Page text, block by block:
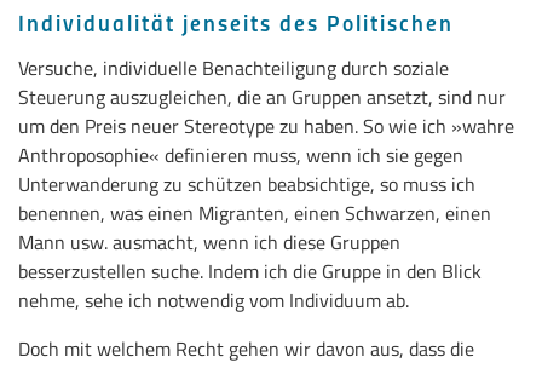
Individualität jenseits des Politischen
Versuche, individuelle Benachteiligung durch soziale
Steuerung auszugleichen, die an Gruppen ansetzt, sind nur
um den Preis neuer Stereotype zu haben. So wie ich »wahre
Anthroposophie« definieren muss, wenn ich sie gegen
Unterwanderung zu schützen beabsichtige, so muss ich
benennen, was einen Migranten, einen Schwarzen, einen
Mann usw. ausmacht, wenn ich diese Gruppen
besserzustellen suche. Indem ich die Gruppe in den Blick
nehme, sehe ich notwendig vom Individuum ab.
Doch mit welchem Recht gehen wir davon aus, dass die